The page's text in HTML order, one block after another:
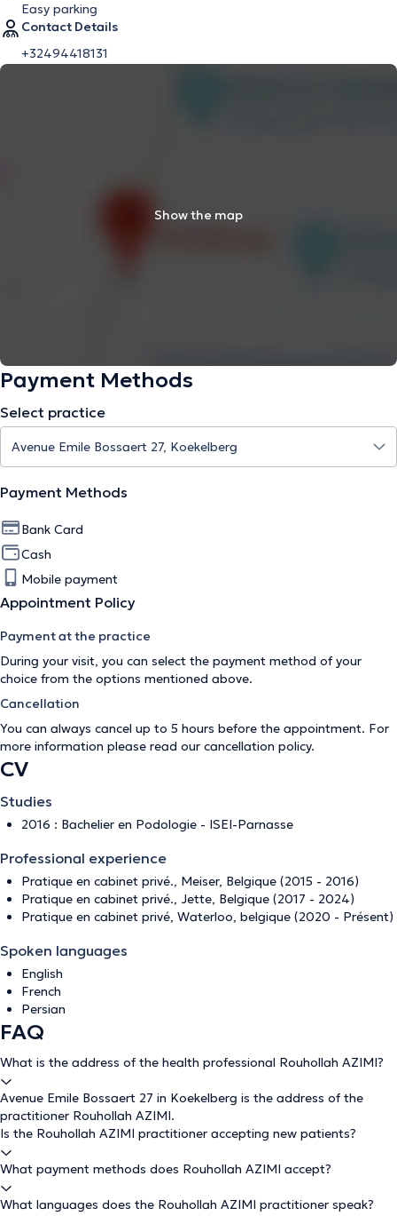
Easy parking
Contact Details
+32494418131
Show the map
Payment Methods
Select practice
Payment Methods
Bank Card
Cash
Mobile payment
Appointment Policy
Payment at the practice
During your visit, you can select the payment method of your
choice from the options mentioned above.
Cancellation
You can always cancel up to 5 hours before the appointment. For
more information please read our cancellation policy.
CV
Studies
2016 : Bachelier en Podologie - ISEI-Parnasse
Professional experience
Pratique en cabinet privé., Meiser, Belgique (2015 - 2016)
Pratique en cabinet privé., Jette, Belgique (2017 - 2024)
Pratique en cabinet privé, Waterloo, belgique (2020 - Présent)
Spoken languages
English
French
Persian
FAQ
What is the address of the health professional Rouhollah AZIMI?
Avenue Emile Bossaert 27 in Koekelberg is the address of the
practitioner Rouhollah AZIMI.
Is the Rouhollah AZIMI practitioner accepting new patients?
What payment methods does Rouhollah AZIMI accept?
What languages does the Rouhollah AZIMI practitioner speak?